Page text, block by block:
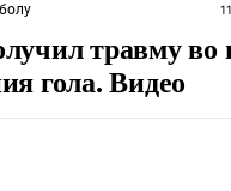
травму во
гола. Видео